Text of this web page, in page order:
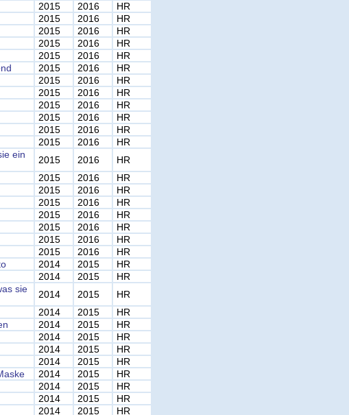
2015 2016 HR
2015 2016 HR
2015 2016 HR
2015 2016 HR
2015 2016 HR
2015 2016 HR
2015 2016 HR
2015 2016 HR
2015 2016 HR
2015 2016 HR
2015 2016 HR
2015 2016 HR
ein
2015 2016 HR
2015 2016 HR
2015 2016 HR
2015 2016 HR
2015 2016 HR
2015 2016 HR
2015 2016 HR
2015 2016 HR
2014 2015 HR
2014 2015 HR
sie
2014 2015 HR
2014 2015 HR
2014 2015 HR
2014 2015 HR
2014 2015 HR
2014 2015 HR
2014 2015 HR
2014 2015 HR
2014 2015 HR
2014 2015 HR